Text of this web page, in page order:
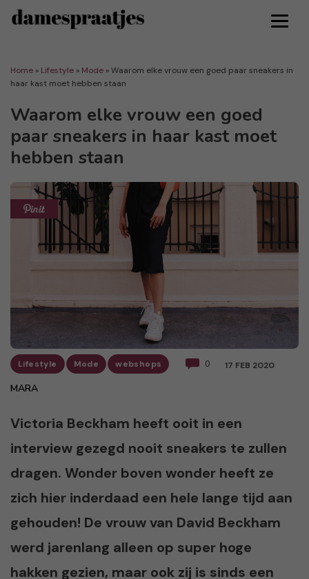
Home » Lifestyle » Mode »Waarom elke vrouw een goed paar sneakers in
haar kast moet hebben staan
Waarom elke vrouw een goed
paar sneakers in haar kast moet
hebben staan
Lifestyle Mode webshops 0 17 FEB 2020
MARA
Victoria Beckham heeft ooit in een
interview gezegd nooit sneakers te zullen
dragen. Wonder boven wonder heeft ze
zich hier inderdaad een hele lange tijd aan
gehouden! De vrouw van David Beckham
werd jarenlang alleen op super hoge
hakken gezien, maar ook zij is sinds een